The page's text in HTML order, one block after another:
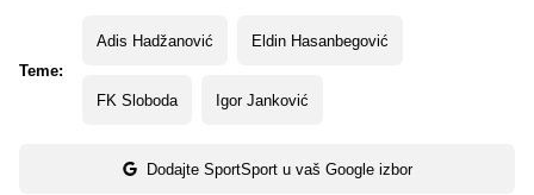
Teme:
Adis Hadžanović Eldin Hasanbegović
FK Sloboda Igor Janković
Dodajte SportSport u vaš Google izbor